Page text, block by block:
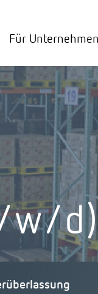
Für
w/d)